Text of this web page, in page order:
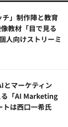
」制作陣と教育
教材「目で見る
人向けストリーミ
とマーケティン
る「AI Marketing
トは西口一希氏